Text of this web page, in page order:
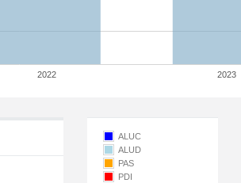
2022 2023
ALUC
ALUD
PAS
PDI